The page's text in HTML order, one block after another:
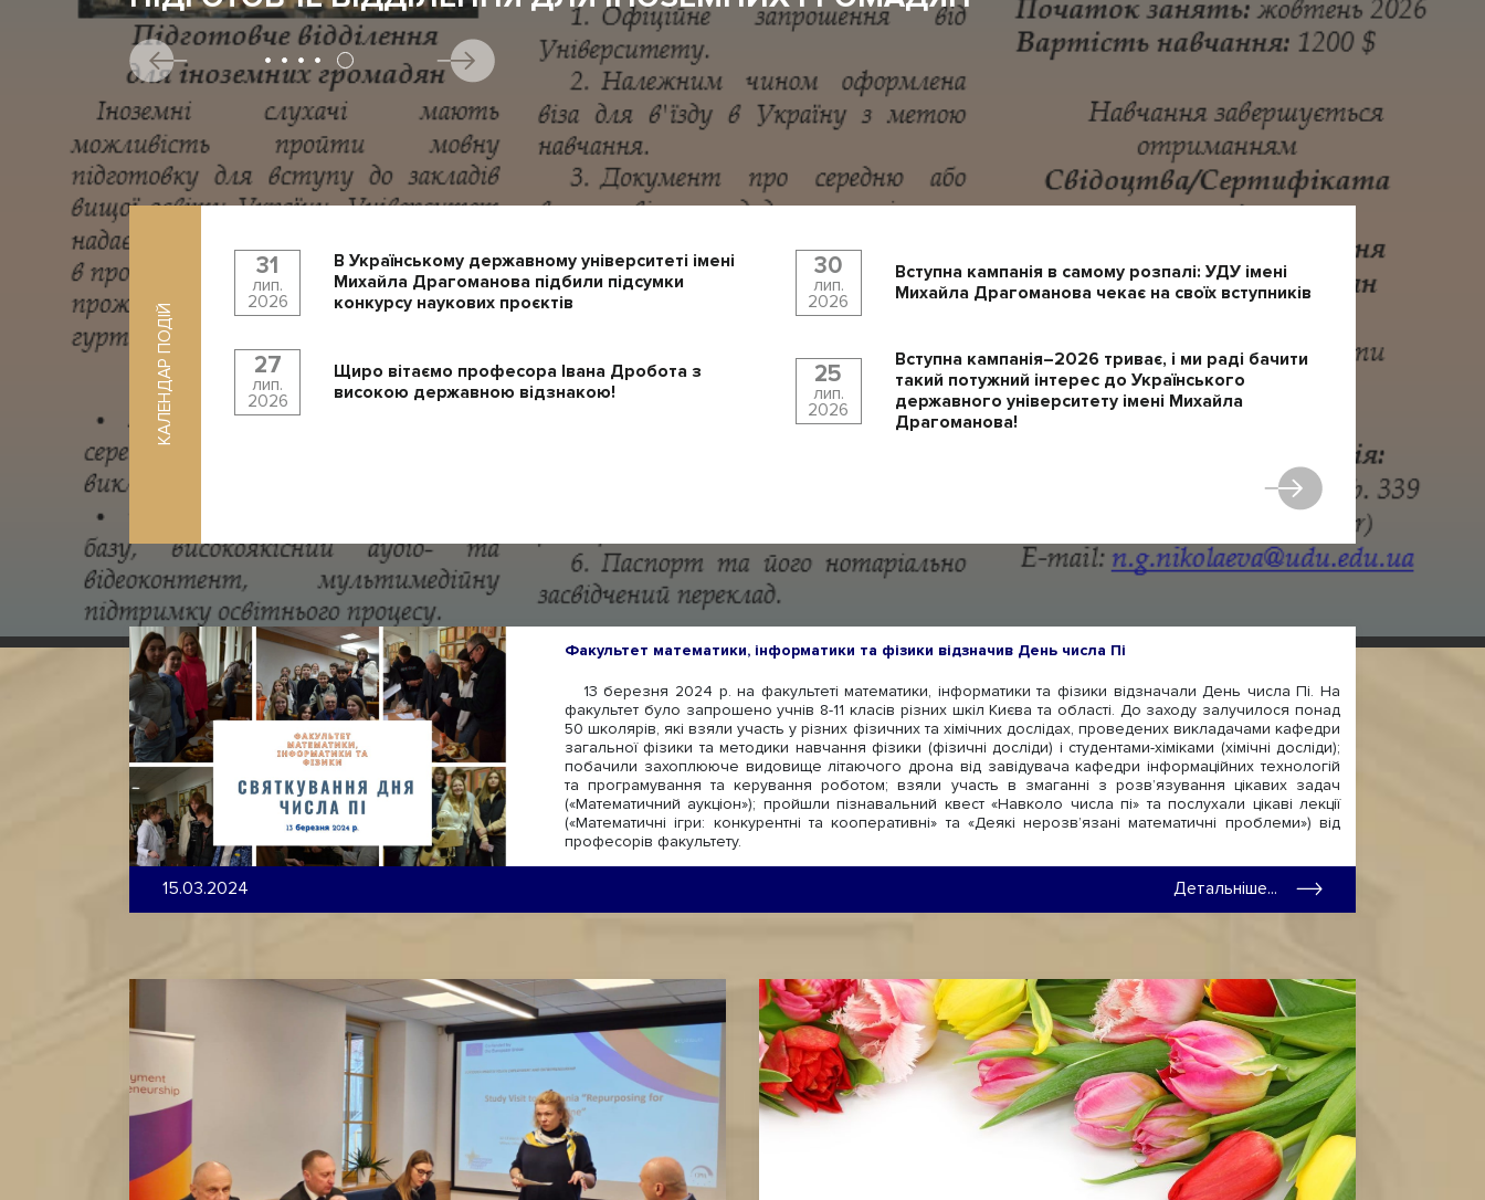
КАЛЕНДАР ПОДІЙ
31
лип.
2026
В Українському державному університеті імені
Михайла Драгоманова підбили підсумки
конкурсу наукових проєктів
30
лип.
2026
Вступна кампанія в самому розпалі: УДУ імені
Михайла Драгоманова чекає на своїх вступників
27
лип.
2026
Щиро вітаємо професора Івана Дробота з
високою державною відзнакою!
25
лип.
2026
Вступна кампанія–2026 триває, і ми раді бачити
такий потужний інтерес до Українського
державного університету імені Михайла
Драгоманова!
Факультет математики, інформатики та фізики відзначив День числа Пі
13 березня 2024 р. на факультеті математики, інформатики та фізики відзначали День числа Пі. На
факультет було запрошено учнів 8-11 класів різних шкіл Києва та області. До заходу залучилося понад
50 школярів, які взяли участь у різних фізичних та хімічних дослідах, проведених викладачами кафедри
загальної фізики та методики навчання фізики (фізичні досліди) і студентами-хіміками (хімічні досліди);
побачили захоплююче видовище літаючого дрона від завідувача кафедри інформаційних технологій
та програмування та керування роботом; взяли участь в змаганні з розв’язування цікавих задач
(«Математичний аукціон»); пройшли пізнавальний квест «Навколо числа пі» та послухали цікаві лекції
(«Математичні ігри: конкурентні та кооперативні» та «Деякі нерозвʼязані математичні проблеми») від
професорів факультету.
15.03.2024 Детальніше...